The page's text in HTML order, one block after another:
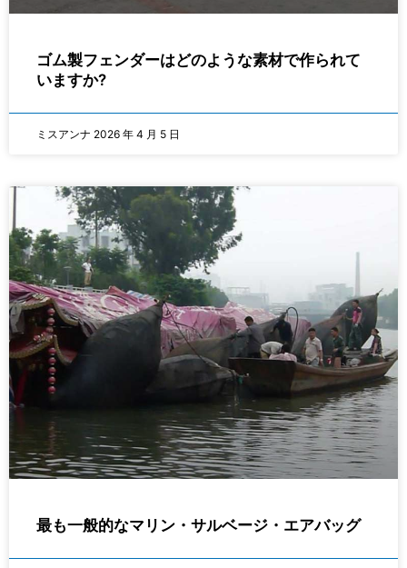
ゴム製フェンダーはどのような素材で作られて
いますか?
ミスアンナ 2026 年 4 月 5 日
最も一般的なマリン・サルベージ・エアバッグ